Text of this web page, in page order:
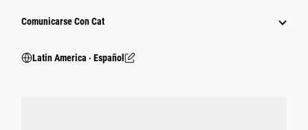
Comunicarse Con Cat
Latin America ‧ Español